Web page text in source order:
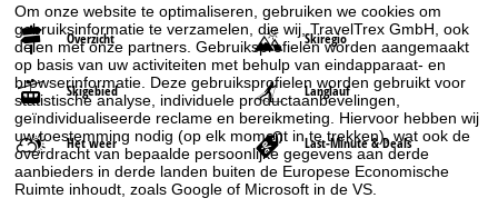
Om onze website te optimaliseren, gebruiken we cookies om
gebruiksinformatie te verzamelen, die wij, TravelTrex GmbH, ook
delen met onze partners. Gebruiksprofielen worden aangemaakt
op basis van uw activiteiten met behulp van eindapparaat- en
browserinformatie. Deze gebruiksprofielen worden gebruikt voor
statistische analyse, individuele productaanbevelingen,
geïndividualiseerde reclame en bereikmeting. Hiervoor hebben wij
uw toestemming nodig (op elk moment in te trekken), wat ook de
overdracht van bepaalde persoonlijke gegevens aan derde
aanbieders in derde landen buiten de Europese Economische
Ruimte inhoudt, zoals Google of Microsoft in de VS.
Overzicht Skiregio
Skigebied Langlauf
Het weer Last-Minute & Deals